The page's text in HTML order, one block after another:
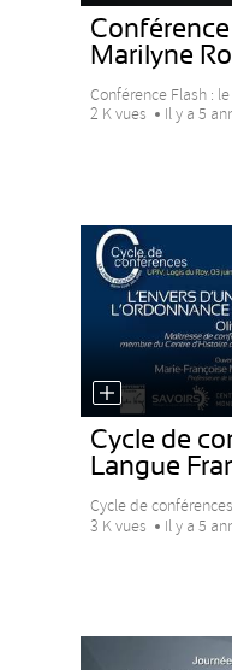
Marilyne
Conférence Flash :
2 K vues
Il y a 5
Cycle de
Langue
Cycle de
3 K vues
Il y a 5